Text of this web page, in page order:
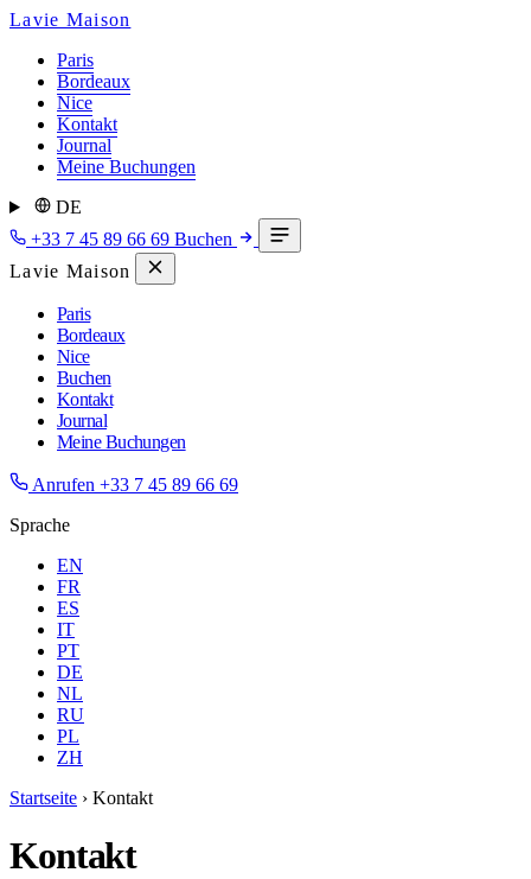
Lavie Maison
Paris
Bordeaux
Nice
Kontakt
Journal
Meine Buchungen
DE
+33 7 45 89 66 69 Buchen
Lavie Maison
Paris
Bordeaux
Nice
Buchen
Kontakt
Journal
Meine Buchungen
Anrufen +33 7 45 89 66 69
Sprache
EN
FR
ES
IT
PT
DE
NL
RU
PL
ZH
Startseite › Kontakt
Kontakt